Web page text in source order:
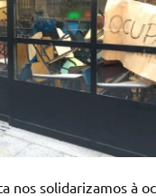
nos solidarizamos à